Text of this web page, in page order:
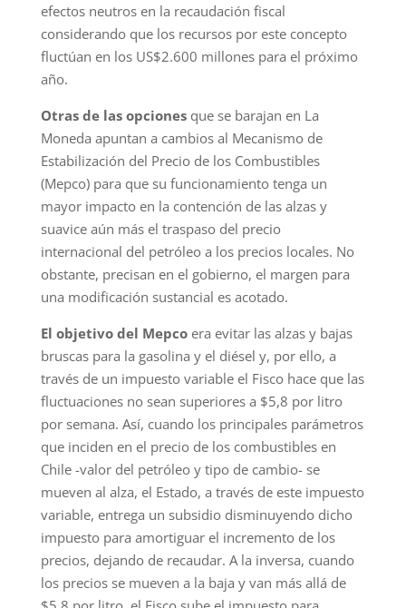
efectos neutros en la recaudación fiscal
considerando que los recursos por este concepto
fluctúan en los US$2.600 millones para el próximo
año.
Otras de las opcionesque se barajan en La
Moneda apuntan a cambios al Mecanismo de
Estabilización del Precio de los Combustibles
(Mepco) para que su funcionamiento tenga un
mayor impacto en la contención de las alzas y
suavice aún más el traspaso del precio
internacional del petróleo a los precios locales. No
obstante, precisan en el gobierno, el margen para
una modificación sustancial es acotado.
El objetivo del Mepcoera evitar las alzas y bajas
bruscas para la gasolina y el diésel y, por ello, a
través de un impuesto variable el Fisco hace que las
fluctuaciones no sean superiores a $5,8 por litro
por semana. Así, cuando los principales parámetros
que inciden en el precio de los combustibles en
Chile -valor del petróleo y tipo de cambio- se
mueven al alza, el Estado, a través de este impuesto
variable, entrega un subsidio disminuyendo dicho
impuesto para amortiguar el incremento de los
precios, dejando de recaudar. A la inversa, cuando
los precios se mueven a la baja y van más allá de